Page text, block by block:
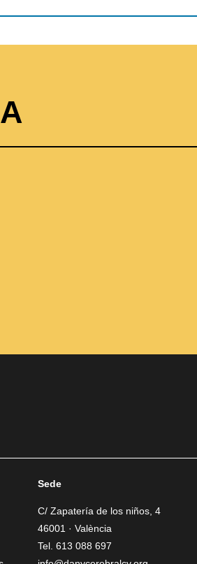
Sede
C/ Zapatería de los niños, 4
46001 · València
Tel. 613 088 697